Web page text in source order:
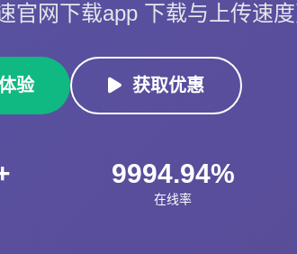
官网下载app 下载与上传速度
验 获取优惠
9994.94%
在线率